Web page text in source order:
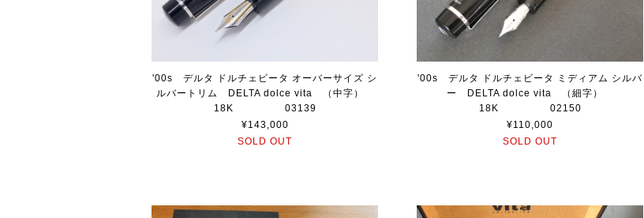
'00s デルタ ドルチェビータ オーバーサイズ シ
ルバートリム DELTA dolce vita （中字）
18K 03139
¥143,000
SOLD OUT
'00s デルタ ドルチェビータ ミディアム シルバ
ー DELTA dolce vita （細字）
18K 02150
¥110,000
SOLD OUT